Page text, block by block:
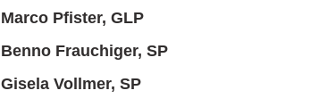
Marco Pfister, GLP
Benno Frauchiger, SP
Gisela Vollmer, SP